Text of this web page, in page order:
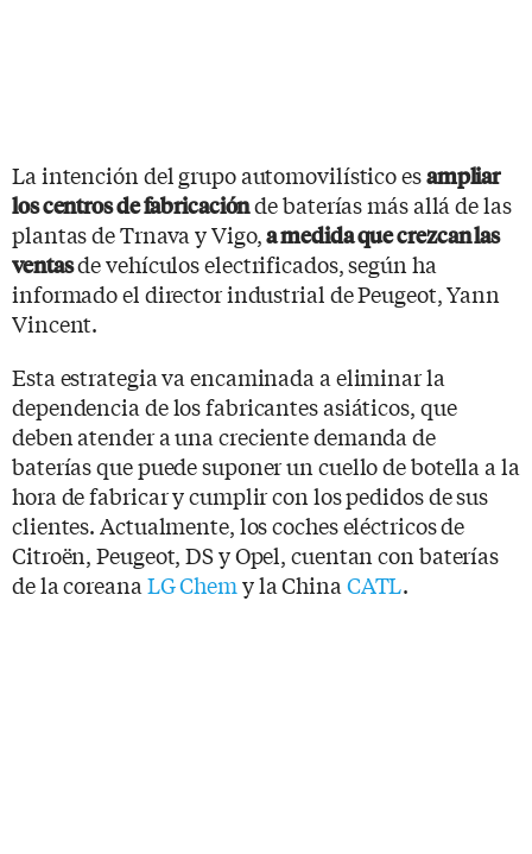
La intención del grupo automovilístico esampliar
los centros de fabricaciónde baterías más allá de las
plantas de Trnava y Vigo,a medida que crezcan las
ventasde vehículos electrificados, según ha
informado el director industrial de Peugeot, Yann
Vincent.
Esta estrategia va encaminada a eliminar la
dependencia de los fabricantes asiáticos, que
deben atender a una creciente demanda de
baterías que puede suponer un cuello de botella a la
hora de fabricar y cumplir con los pedidos de sus
clientes. Actualmente, los coches eléctricos de
Citroën, Peugeot, DS y Opel, cuentan con baterías
de la coreana LG Chemy la China CATL.